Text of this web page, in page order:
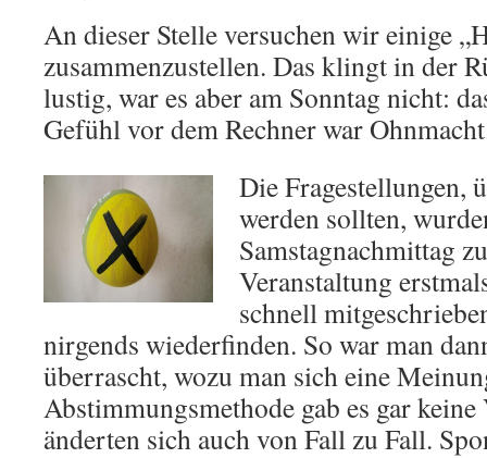
An dieser Stelle versuchen wir einige
zusammenzustellen. Das klingt in der
lustig, war es aber am Sonntag nicht:
Gefühl vor dem Rechner war
Die Fragestellungen,
werden sollten,
Samstagnachmittag
Veranstaltung
schnell
nirgends wiederfinden. So war man
überrascht, wozu man sich eine
Abstimmungsmethode gab es gar
änderten sich auch von Fall zu Fall.